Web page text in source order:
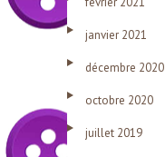
janvier 2021
décembre 2020
octobre 2020
juillet 2019